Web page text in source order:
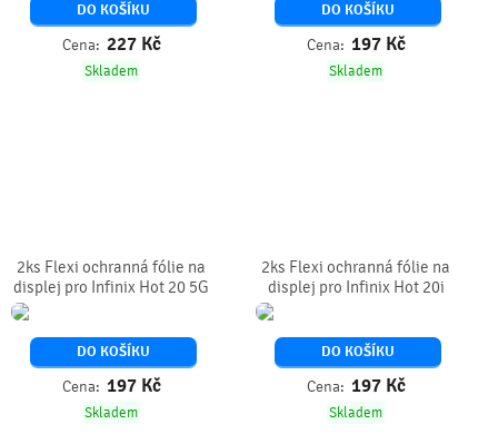
DO KOŠÍKU
Cena: 227 Kč
Skladem
DO KOŠÍKU
Cena: 197 Kč
Skladem
2ks Flexi ochranná fólie na
displej pro Infinix Hot 20 5G
DO KOŠÍKU
Cena: 197 Kč
Skladem
2ks Flexi ochranná fólie na
displej pro Infinix Hot 20i
DO KOŠÍKU
Cena: 197 Kč
Skladem